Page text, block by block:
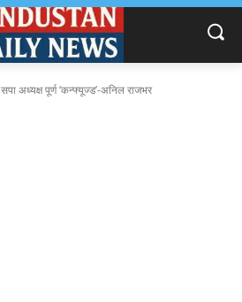
सपा अध्यक्ष पूर्ण ‘कन्फ्यूज्ड’-अनिल राजभर